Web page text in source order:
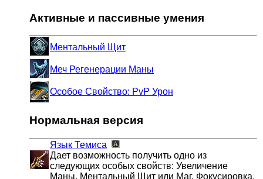
Активные и пассивные умения
Ментальный Щит
Меч Регенерации Маны
Особое Свойство: PvP Урон
Нормальная версия
Язык Темиса
Дает возможность получить одно из
следующих особых свойств: Увеличение
Маны, Ментальный Щит или Маг. Фокусировка.